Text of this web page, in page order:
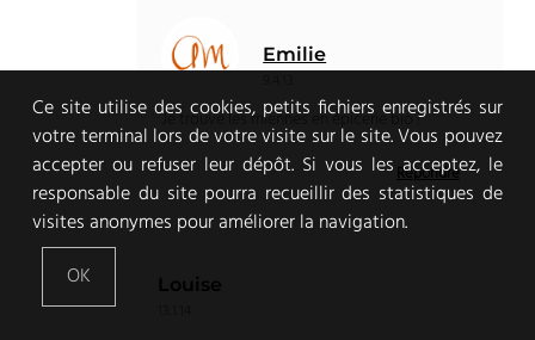
Emilie
Je trouve les miennes en épicerie bio !
Répondre
Louise
Ce site utilise des cookies, petits fichiers enregistrés sur
votre terminal lors de votre visite sur le site. Vous pouvez
accepter ou refuser leur dépôt. Si vous les acceptez, le
responsable du site pourra recueillir des statistiques de
visites anonymes pour améliorer la navigation.
OK